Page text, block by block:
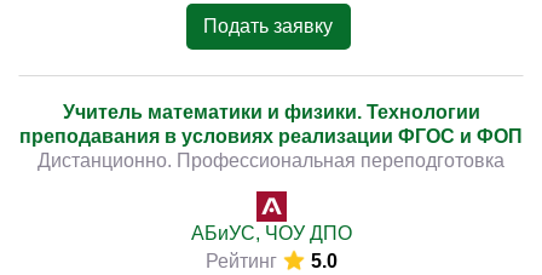
Подать заявку
Учитель математики и физики. Технологии
преподавания в условиях реализации ФГОС и ФОП
Дистанционно. Профессиональная переподготовка
АБиУС, ЧОУ ДПО
Рейтинг
5.0